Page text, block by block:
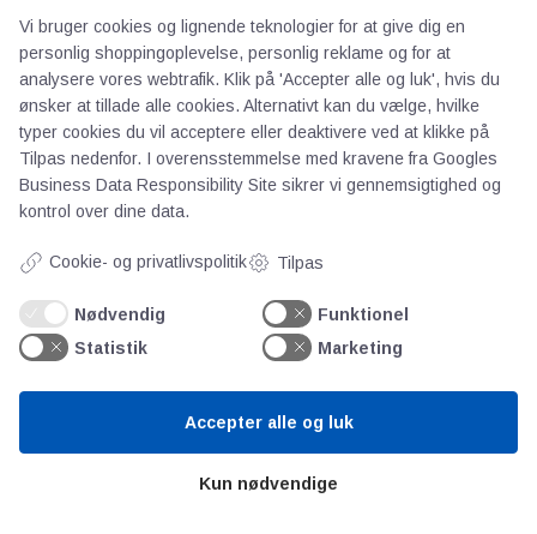
Om os
Priser
Kontakt
Persondata
Videncentre
Teknologisk Institut
Bitva
Vi bruger cookies og lignende teknologier for at give dig en
personlig shoppingoplevelse, personlig reklame og for at
analysere vores webtrafik. Klik på 'Accepter alle og luk', hvis du
ønsker at tillade alle cookies. Alternativt kan du vælge, hvilke
typer cookies du vil acceptere eller deaktivere ved at klikke på
Tilpas nedenfor. I overensstemmelse med kravene fra Googles
Business Data Responsibility Site sikrer vi gennemsigtighed og
kontrol over dine data.
Cookie- og privatlivspolitik Tilpas
Nødvendig
Funktionel
Statistik
Marketing
Kun nødvendige
Accepter alle og luk